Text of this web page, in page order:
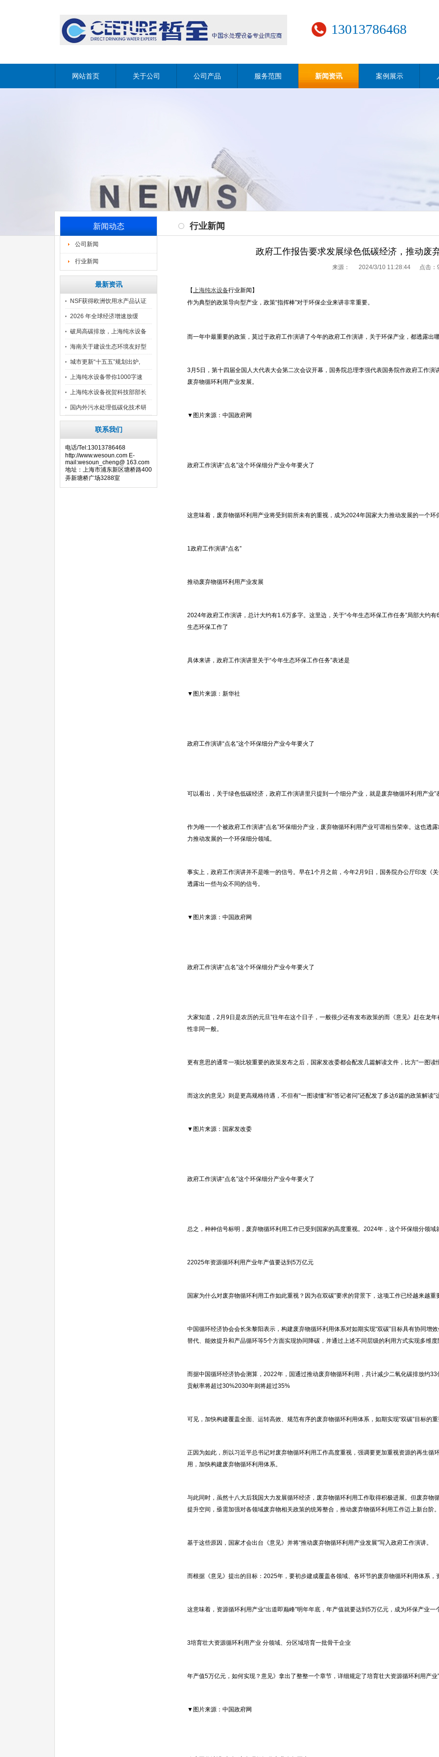
13013786468
网站首页 关于公司 公司产品 服务范围 新闻资讯 案例展示
新闻动态
公司新闻
行业新闻
最新资讯
NSF获得欧洲饮用水产品认证
2026 年全球经济增速放缓
破局高碳排放，上海纯水设备
汇
海南关于建设生态环境友好型
自
城市更新“十五五”规划出炉,
上海纯水设备带你1000字速
上海纯水设备祝贺科技部部长
阴
国内外污水处理低碳化技术研
究
联系我们
电话/Tel:13013786468
http://www.wesoun.com E-
mail:wesoun_cheng@ 163.com
地址：上海市浦东新区塘桥路400
弄新塘桥广场3288室
行业新闻
政府工作报告要求发展绿色低碳经济，推动废
来源： 2024/3/10 11:28:44 点击：
【上海纯水设备行业新闻】
作为典型的政策导向型产业，政策“指挥棒”对于环保企业来讲非常重要。
而一年中最重要的政策，莫过于政府工作演讲了今年的政府工作演讲，关于环保产业，都透露出
3月5日，第十四届全国人大代表大会第二次会议开幕，国务院总理李强代表国务院作政府工作
废弃物循环利用产业发展。
▼图片来源：中国政府网
政府工作演讲“点名”这个环保细分产业今年要火了
这意味着，废弃物循环利用产业将受到前所未有的重视，成为2024年国家大力推动发展的一个环
1政府工作演讲“点名”
推动废弃物循环利用产业发展
2024年政府工作演讲，总计大约有1.6万多字。这里边，关于“今年生态环保工作任务”局部大约
生态环保工作了
具体来讲，政府工作演讲里关于“今年生态环保工作任务”表述是
▼图片来源：新华社
政府工作演讲“点名”这个环保细分产业今年要火了
可以看出，关于绿色低碳经济，政府工作演讲里只提到一个细分产业，就是废弃物循环利用产业”
作为唯一一个被政府工作演讲“点名”环保细分产业，废弃物循环利用产业可谓相当荣幸。这也
力推动发展的一个环保细分领域。
事实上，政府工作演讲并不是唯一的信号。早在1个月之前，今年2月9日，国务院办公厅印发《
透露出一些与众不同的信号。
▼图片来源：中国政府网
政府工作演讲“点名”这个环保细分产业今年要火了
大家知道，2月9日是农历的元旦”往年在这个日子，一般很少还有发布政策的而《意见》赶在龙
性非同一般。
更有意思的通常一项比较重要的政策发布之后，国家发改委都会配发几篇解读文件，比方“一图读
而这次的意见》则是更高规格待遇，不但有“一图读懂”和“答记者问”还配发了多达6篇的政策解读
▼图片来源：国家发改委
政府工作演讲“点名”这个环保细分产业今年要火了
总之，种种信号标明，废弃物循环利用工作已受到国家的高度重视。2024年，这个环保细分领域
22025年资源循环利用产业年产值要达到5万亿元
国家为什么对废弃物循环利用工作如此重视？因为在双碳”要求的背景下，这项工作已经越来越重
中国循环经济协会会长朱黎阳表示，构建废弃物循环利用体系对如期实现“双碳”目标具有协同增
替代、能效提升和产品循环等5个方面实现协同降碳，并通过上述不同层级的利用方式实现多维度
而据中国循环经济协会测算，2022年，国通过推动废弃物循环利用，共计减少二氧化碳排放约
贡献率将超过30%2030年则将超过35%
可见，加快构建覆盖全面、运转高效、规范有序的废弃物循环利用体系，如期实现“双碳”目标的重
正因为如此，所以习近平总书记对废弃物循环利用工作高度重视，强调要更加重视资源的再生循
用，加快构建废弃物循环利用体系。
与此同时，虽然十八大后我国大力发展循环经济，废弃物循环利用工作取得积极进展。但废弃物
提升空间，亟需加强对各领域废弃物相关政策的统筹整合，推动废弃物循环利用工作迈上新台阶。
基于这些原因，国家才会出台《意见》并将“推动废弃物循环利用产业发展”写入政府工作演讲。
而根据《意见》提出的目标：2025年，要初步建成覆盖各领域、各环节的废弃物循环利用体系，
这意味着，资源循环利用产业“出道即巅峰”明年年底，年产值就要达到5万亿元，成为环保产业一
3培育壮大资源循环利用产业 分领域、分区域培育一批骨干企业
年产值5万亿元，如何实现？意见》拿出了整整一个章节，详细规定了培育壮大资源循环利用产业”
▼图片来源：中国政府网